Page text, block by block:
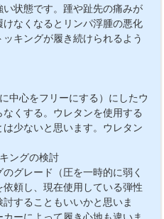
状態です。踵や趾先の痛みが
なくなるとリンパ浮腫の悪化
キングが履き続けられるよう
中心をフリーにする）にしたウ
くする。ウレタンを使用する
少ないと思います。ウレタン
ングの検討
グレード（圧を一時的に弱く
頼し、現在使用している弾性
することもいいかと思いま